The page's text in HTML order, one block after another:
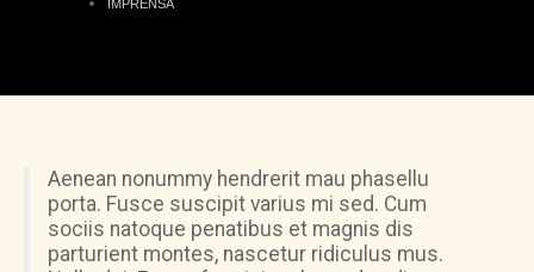
IMPRENSA
Aenean nonummy hendrerit mau phasellu
porta. Fusce suscipit varius mi sed. Cum
sociis natoque penatibus et magnis dis
parturient montes, nascetur ridiculus mus.